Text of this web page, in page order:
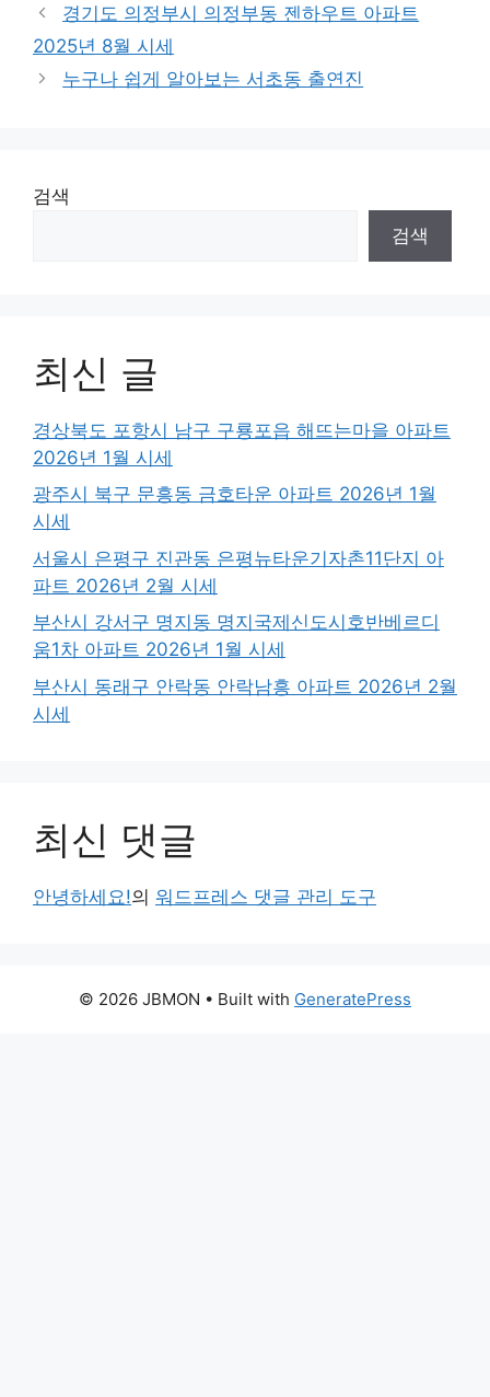
경기도 의정부시 의정부동 젠하우트 아파트
2025년 8월 시세
누구나 쉽게 알아보는 서초동 출연진
검색
검색
최신 글
경상북도 포항시 남구 구룡포읍 해뜨는마을 아파트
2026년 1월 시세
광주시 북구 문흥동 금호타운 아파트 2026년 1월
시세
서울시 은평구 진관동 은평뉴타운기자촌11단지 아
파트 2026년 2월 시세
부산시 강서구 명지동 명지국제신도시호반베르디
움1차 아파트 2026년 1월 시세
부산시 동래구 안락동 안락남흥 아파트 2026년 2월
시세
최신 댓글
안녕하세요!의 워드프레스 댓글 관리 도구
© 2026 JBMON • Built with GeneratePress